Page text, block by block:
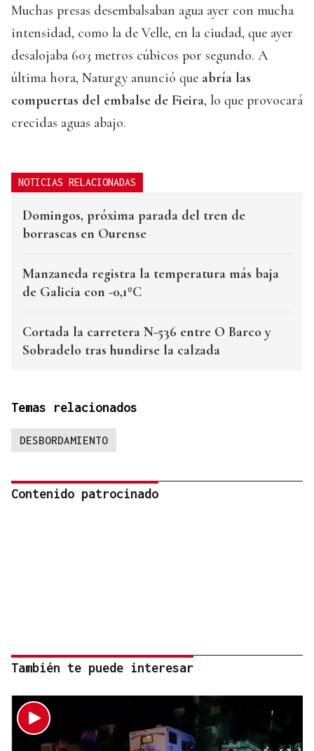
Muchas presas desembalsaban agua ayer con mucha
intensidad, como la de Velle, en la ciudad, que ayer
desalojaba 603 metros cúbicos por segundo. A
última hora, Naturgy anunció que abría las
compuertas del embalse de Fieira, lo que provocará
crecidas aguas abajo.
NOTICIAS RELACIONADAS
Domingos, próxima parada del tren de
borrascas en Ourense
Manzaneda registra la temperatura más baja
de Galicia con -0,1ºC
Cortada la carretera N-536 entre O Barco y
Sobradelo tras hundirse la calzada
Temas relacionados
DESBORDAMIENTO
Contenido patrocinado
También te puede interesar